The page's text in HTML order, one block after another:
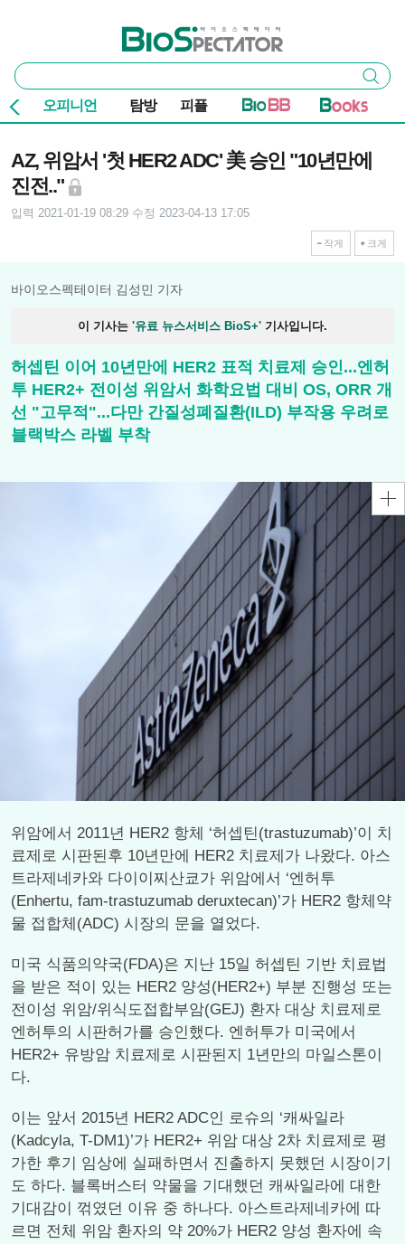
바이오스펙테이터
통
합
검
색
검색
오피니언 탐방 피플
AZ, 위암서 '첫 HER2 ADC' 美 승인 "10년만에
진전.."
입력 2021-01-19 08:29 수정 2023-04-13 17:05
작게 크게
바이오스펙테이터 김성민 기자
이 기사는 '유료 뉴스서비스 BioS+' 기사입니다.
허셉틴 이어 10년만에 HER2 표적 치료제 승인...엔허
투 HER2+ 전이성 위암서 화학요법 대비 OS, ORR 개
선 "고무적"...다만 간질성폐질환(ILD) 부작용 우려로
블랙박스 라벨 부착
위암에서 2011년 HER2 항체 ‘허셉틴(trastuzumab)’이 치
료제로 시판된후 10년만에 HER2 치료제가 나왔다. 아스
트라제네카와 다이이찌산쿄가 위암에서 ‘엔허투
(Enhertu, fam‐trastuzumab deruxtecan)’가 HER2 항체약
물 접합체(ADC) 시장의 문을 열었다.
미국 식품의약국(FDA)은 지난 15일 허셉틴 기반 치료법
을 받은 적이 있는 HER2 양성(HER2+) 부분 진행성 또는
전이성 위암/위식도접합부암(GEJ) 환자 대상 치료제로
엔허투의 시판허가를 승인했다. 엔허투가 미국에서
HER2+ 유방암 치료제로 시판된지 1년만의 마일스톤이
다.
이는 앞서 2015년 HER2 ADC인 로슈의 ‘캐싸일라
(Kadcyla, T-DM1)’가 HER2+ 위암 대상 2차 치료제로 평
가한 후기 임상에 실패하면서 진출하지 못했던 시장이기
도 하다. 블록버스터 약물을 기대했던 캐싸일라에 대한
기대감이 꺾였던 이유 중 하나다. 아스트라제네카에 따
르면 전체 위암 환자의 약 20%가 HER2 양성 환자에 속